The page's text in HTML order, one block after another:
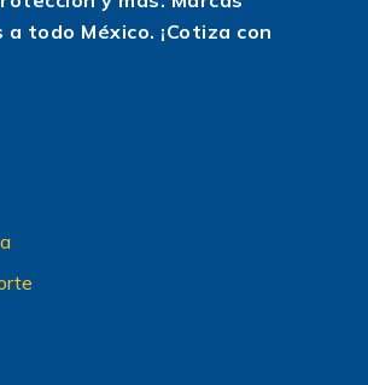
todo México. ¡Cotiza con